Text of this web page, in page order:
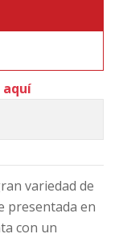
aquí
variedad de
presentada en
con un